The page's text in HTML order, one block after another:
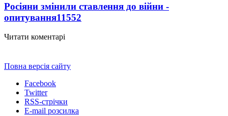
Росіяни змінили ставлення до війни -
опитування11552
Читати коментарі
Повна версія сайту
Facebook
Twitter
RSS-стрічки
E-mail розсилка